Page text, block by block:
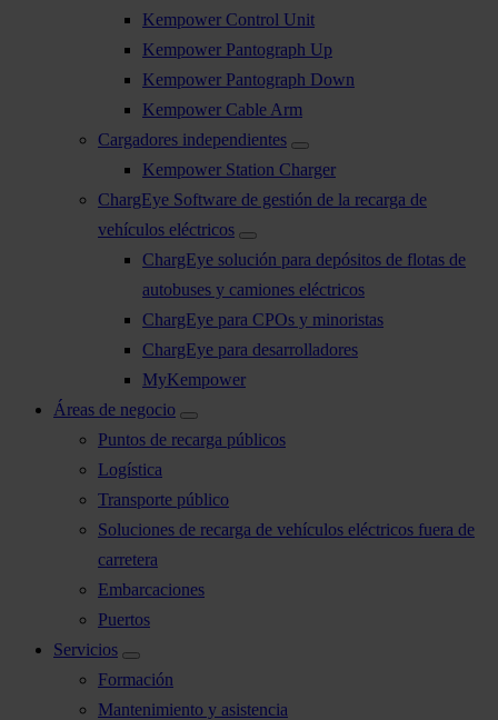
Kempower Control Unit
Kempower Pantograph Up
Kempower Pantograph Down
Kempower Cable Arm
Cargadores independientes
Kempower Station Charger
ChargEye Software de gestión de la recarga de
vehículos eléctricos
ChargEye solución para depósitos de flotas de
autobuses y camiones eléctricos
ChargEye para CPOs y minoristas
ChargEye para desarrolladores
MyKempower
Áreas de negocio
Puntos de recarga públicos
Logística
Transporte público
Soluciones de recarga de vehículos eléctricos fuera de
carretera
Embarcaciones
Puertos
Servicios
Formación
Mantenimiento y asistencia